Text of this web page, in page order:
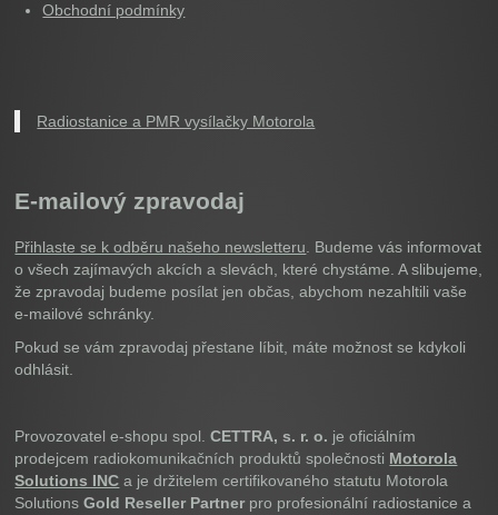
Obchodní podmínky
Radiostanice a PMR vysílačky Motorola
E-mailový zpravodaj
Přihlaste se k odběru našeho newsletteru . Budeme vás informovat
o všech zajímavých akcích a slevách, které chystáme. A slibujeme,
že zpravodaj budeme posílat jen občas, abychom nezahltili vaše
e-mailové schránky.
Pokud se vám zpravodaj přestane líbit, máte možnost se kdykoli
odhlásit.
Provozovatel e-shopu spol.CETTRA, s. r. o. je oficiálním
prodejcem radiokomunikačních produktů společnosti Motorola
Solutions INC a je držitelem certifikovaného statutu Motorola
SolutionsGold Reseller Partner pro profesionální radiostanice a